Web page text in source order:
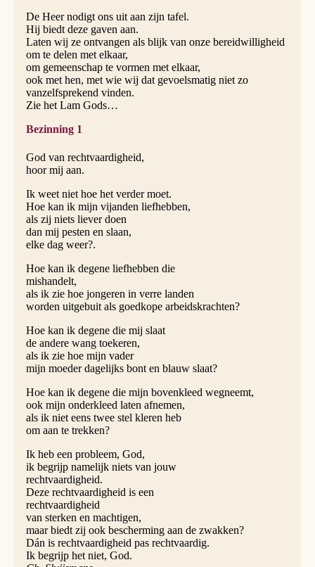
De Heer nodigt ons uit aan zijn tafel.
Hij biedt deze gaven aan.
Laten wij ze ontvangen als blijk van onze bereidwilligheid
om te delen met elkaar,
om gemeenschap te vormen met elkaar,
ook met hen, met wie wij dat gevoelsmatig niet zo
vanzelfsprekend vinden.
Zie het Lam Gods…
Bezinning 1
God van rechtvaardigheid,
hoor mij aan.
Ik weet niet hoe het verder moet.
Hoe kan ik mijn vijanden liefhebben,
als zij niets liever doen
dan mij pesten en slaan,
elke dag weer?.
Hoe kan ik degene liefhebben die
mishandelt,
als ik zie hoe jongeren in verre landen
worden uitgebuit als goedkope arbeidskrachten?
Hoe kan ik degene die mij slaat
de andere wang toekeren,
als ik zie hoe mijn vader
mijn moeder dagelijks bont en blauw slaat?
Hoe kan ik degene die mijn bovenkleed wegneemt,
ook mijn onderkleed laten afnemen,
als ik niet eens twee stel kleren heb
om aan te trekken?
Ik heb een probleem, God,
ik begrijp namelijk niets van jouw
rechtvaardigheid.
Deze rechtvaardigheid is een
rechtvaardigheid
van sterken en machtigen,
maar biedt zij ook bescherming aan de zwakken?
Dán is rechtvaardigheid pas rechtvaardig.
Ik begrijp het niet, God.